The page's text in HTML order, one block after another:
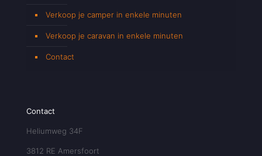
Verkoop je camper in enkele minuten
Verkoop je caravan in enkele minuten
Contact
Contact
Heliumweg 34F
3812 RE Amersfoort